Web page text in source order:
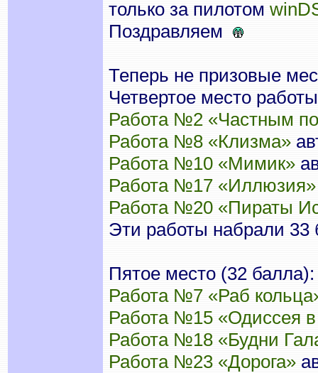
только за пилотом
Поздравляем
Теперь не призовые
Четвертое место
Работа №2 «Частным
Работа №8 «Клизма»
Работа №10 «Мимик»
Работа №17 «Иллюзия»
Работа №20 «Пираты
Эти работы набрали 33
Пятое место (32 балла):
Работа №7 «Раб
Работа №15 «Одиссея в
Работа №18 «Будни
Работа №23 «Дорога»